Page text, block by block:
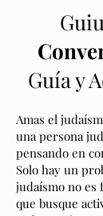
Guía y
Amas el
una persona
pensando en
Solo hay un
judaísmo no es
que busque